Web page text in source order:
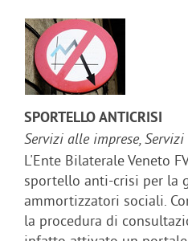
SPORTELLO ANTICRISI
Servizi alle imprese,
L'Ente Bilaterale Veneto
sportello anti-crisi per la
ammortizzatori sociali.
la procedura di